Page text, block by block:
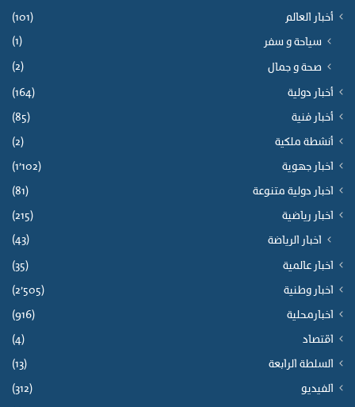
أخبار العالم (101)
سياحة و سفر (1)
صحة و جمال (2)
أخبار دولية (164)
أخبار فنية (85)
أنشطة ملكية (2)
اخبار جهوية (1٬102)
اخبار دولية متنوعة (81)
اخبار رياضية (215)
اخبار الرياضة (43)
اخبار عالمية (35)
اخبار وطنية (2٬505)
اخبارمحلية (916)
اقتصاد (4)
السلطة الرابعة (13)
الفيديو (312)